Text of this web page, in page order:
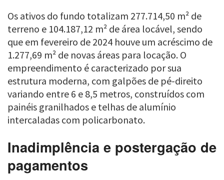
Os ativos do fundo totalizam 277.714,50 m² de
terreno e 104.187,12 m² de área locável, sendo
que em fevereiro de 2024 houve um acréscimo de
1.277,69 m² de novas áreas para locação. O
empreendimento é caracterizado por sua
estrutura moderna, com galpões de pé-direito
variando entre 6 e 8,5 metros, construídos com
painéis granilhados e telhas de alumínio
intercaladas com policarbonato.
Inadimplência e postergação de
pagamentos